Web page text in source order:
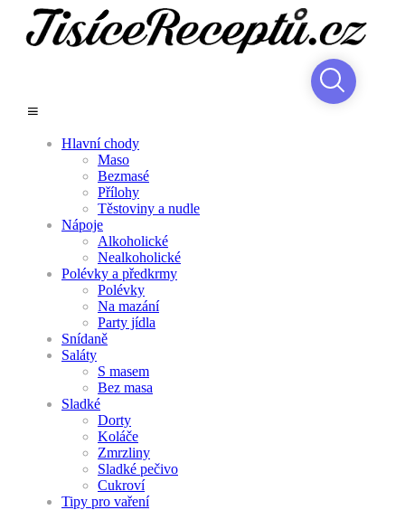
Hlavní chody
Maso
Bezmasé
Přílohy
Těstoviny a nudle
Nápoje
Alkoholické
Nealkoholické
Polévky a předkrmy
Polévky
Na mazání
Party jídla
Snídaně
Saláty
S masem
Bez masa
Sladké
Dorty
Koláče
Zmrzliny
Sladké pečivo
Cukroví
Tipy pro vaření